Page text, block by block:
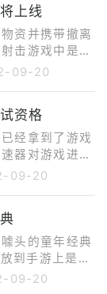
来了一份“大
上线
资并携带撤离
击游戏中是一
信不少玩家们
要物资从撤
区突围》的核
出去的物资，
后的对局内使
市场或者游戏
。
09-20
资格
经拿到了游戏
器对游戏进行
”活动下，玩
09-20
头的童年经典
到手游上是什
共睹，实在是
09-20